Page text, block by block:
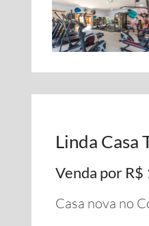
Linda Casa
Venda por
Casa nova no